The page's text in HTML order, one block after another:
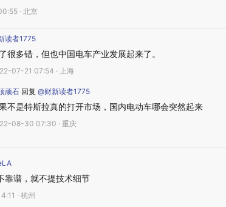
· 北京
读者1775
很多错，但也中国电车产业发展起来了。
07-21 07:54 · 上海
顽石 回复 @财新读者1775
不是特斯拉真的打开市场，国内电动车哪会突然起来
08-30 07:30 · 重庆
靠谱，就不提技术细节
· 杭州